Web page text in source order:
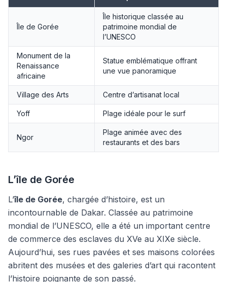
Île de Gorée
Île historique classée au
patrimoine mondial de
l’UNESCO
Monument de la
Renaissance
africaine
Statue emblématique offrant
une vue panoramique
Village des Arts Centre d’artisanat local
Yoff Plage idéale pour le surf
Ngor
Plage animée avec des
restaurants et des bars
L’île de Gorée
L’île de Gorée, chargée d’histoire, est un
incontournable de Dakar. Classée au patrimoine
mondial de l’UNESCO, elle a été un important centre
de commerce des esclaves du XVe au XIXe siècle.
Aujourd’hui, ses rues pavées et ses maisons colorées
abritent des musées et des galeries d’art qui racontent
l’histoire poignante de son passé.